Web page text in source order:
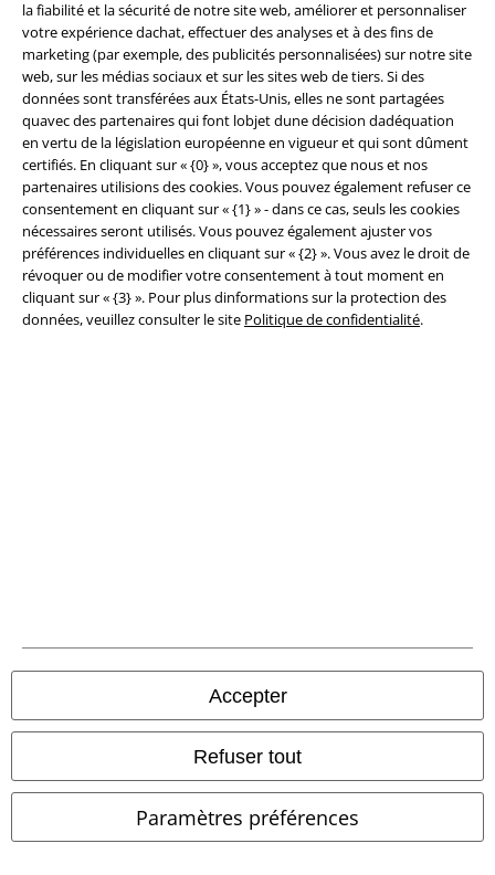
la fiabilité et la sécurité de notre site web, améliorer et personnaliser
votre expérience dachat, effectuer des analyses et à des fins de
marketing (par exemple, des publicités personnalisées) sur notre site
web, sur les médias sociaux et sur les sites web de tiers. Si des
données sont transférées aux États-Unis, elles ne sont partagées
quavec des partenaires qui font lobjet dune décision dadéquation
en vertu de la législation européenne en vigueur et qui sont dûment
certifiés. En cliquant sur « {0} », vous acceptez que nous et nos
partenaires utilisions des cookies. Vous pouvez également refuser ce
consentement en cliquant sur « {1} » - dans ce cas, seuls les cookies
nécessaires seront utilisés. Vous pouvez également ajuster vos
préférences individuelles en cliquant sur « {2} ». Vous avez le droit de
révoquer ou de modifier votre consentement à tout moment en
cliquant sur « {3} ». Pour plus dinformations sur la protection des
données, veuillez consulter le site Politique de confidentialité.
Accepter
Refuser tout
Paramètres préférences
Communauté
Méthodes de paiement
Téléchargez la nouvelle Appli large gratuitement et profitez de tous
ses avantages et de toutes ses fonctionnalités.
A Warner Music Group Company